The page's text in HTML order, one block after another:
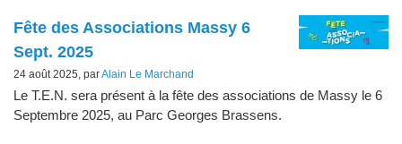
Fête des Associations Massy 6
Sept. 2025
24 août 2025, parAlain Le Marchand
Le T.E.N. sera présent à la fête des associations de Massy le 6
Septembre 2025, au Parc Georges Brassens.